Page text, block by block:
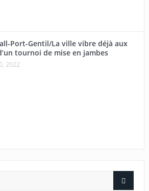
Port-Gentil/La ville vibre déjà aux
tournoi de mise en jambes
2022